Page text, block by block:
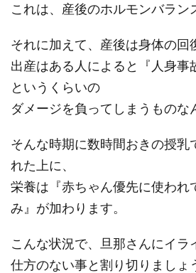
これは、産後のホルモンバラン
それに加えて、産後は身体の回
出産はある人によると『人身事
というくらいの
ダメージを負ってしまうものな
そんな時期に数時間おきの授乳
れた上に、
栄養は『赤ちゃん優先に使われ
み』が加わります。
こんな状況で、旦那さんにイラ
仕方のない事と割り切りましょ